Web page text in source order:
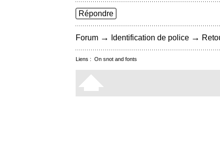
Répondre
Forum → Identification de police →
Liens : On snot and fonts